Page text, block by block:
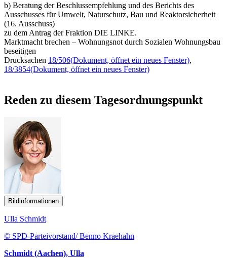
b) Beratung der Beschlussempfehlung und des Berichts des
Ausschusses für Umwelt, Naturschutz, Bau und Reaktorsicherheit
(16. Ausschuss)
zu dem Antrag der Fraktion DIE LINKE.
Marktmacht brechen – Wohnungsnot durch Sozialen Wohnungsbau
beseitigen
Drucksachen 18/506(Dokument, öffnet ein neues Fenster),
18/3854(Dokument, öffnet ein neues Fenster)
Reden zu diesem Tagesordnungspunkt
Bildinformationen
Ulla Schmidt
© SPD-Parteivorstand/ Benno Kraehahn
Schmidt (Aachen), Ulla